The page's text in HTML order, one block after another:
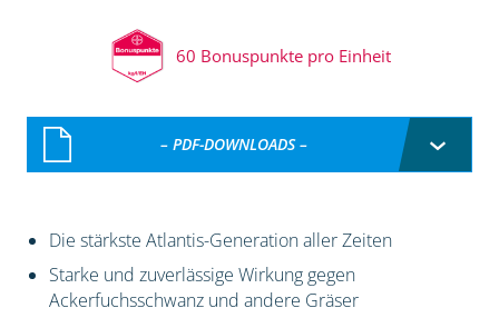
60 Bonuspunkte pro Einheit
– PDF-DOWNLOADS –
Die stärkste Atlantis-Generation aller Zeiten
Starke und zuverlässige Wirkung gegen
Ackerfuchsschwanz und andere Gräser